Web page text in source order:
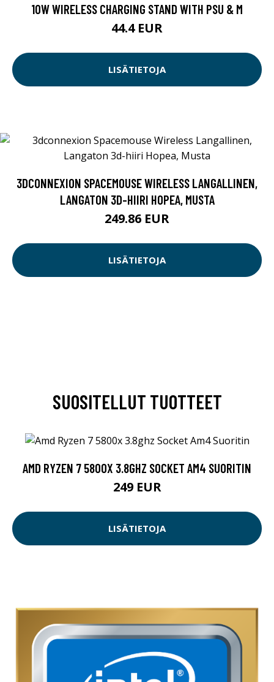
10W WIRELESS CHARGING STAND WITH PSU & M
44.4 EUR
LISÄTIETOJA
3DCONNEXION SPACEMOUSE WIRELESS LANGALLINEN,
LANGATON 3D-HIIRI HOPEA, MUSTA
249.86 EUR
LISÄTIETOJA
SUOSITELLUT TUOTTEET
AMD RYZEN 7 5800X 3.8GHZ SOCKET AM4 SUORITIN
249 EUR
LISÄTIETOJA